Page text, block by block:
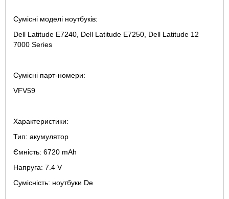
Сумісні моделі ноутбуків:
Dell Latitude E7240, Dell Latitude E7250, Dell Latitude 12
7000 Series
Сумісні парт-номери:
VFV59
Характеристики:
Тип: акумулятор
Ємність: 6720 mAh
Напруга: 7.4 V
Сумісність: ноутбуки De